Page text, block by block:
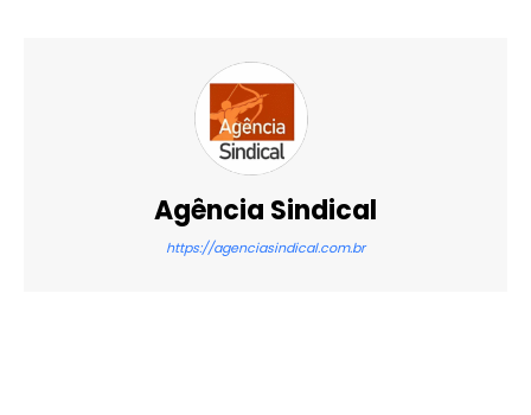
Agência Sindical
https://agenciasindical.com.br